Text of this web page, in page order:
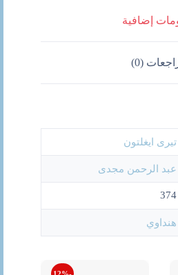
إضافية
(0)
تيرى ايغلتون
عبد الرحمن مجدى
374
هنداوي